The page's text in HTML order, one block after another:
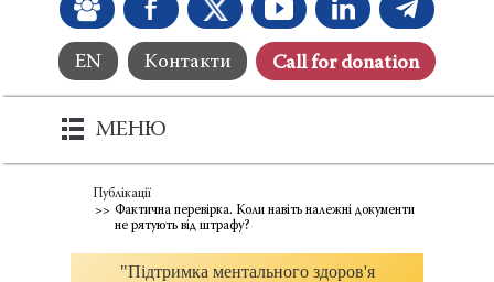
EN Контакти Сall for donation
МЕНЮ
Публікації
Фактична перевірка. Коли навіть належні документи
не рятують від штрафу?
"Підтримка ментального здоров'я